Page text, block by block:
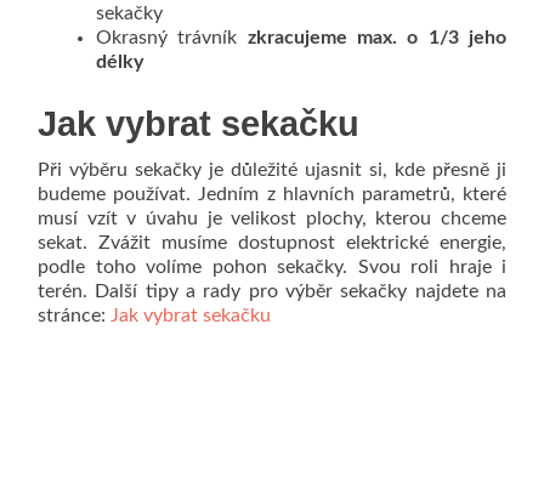
sekačky
Okrasný trávník zkracujeme max. o 1/3 jeho
délky
Jak vybrat sekačku
Při výběru sekačky je důležité ujasnit si, kde přesně ji
budeme používat. Jedním z hlavních parametrů, které
musí vzít v úvahu je velikost plochy, kterou chceme
sekat. Zvážit musíme dostupnost elektrické energie,
podle toho volíme pohon sekačky. Svou roli hraje i
terén. Další tipy a rady pro výběr sekačky najdete na
stránce: Jak vybrat sekačku